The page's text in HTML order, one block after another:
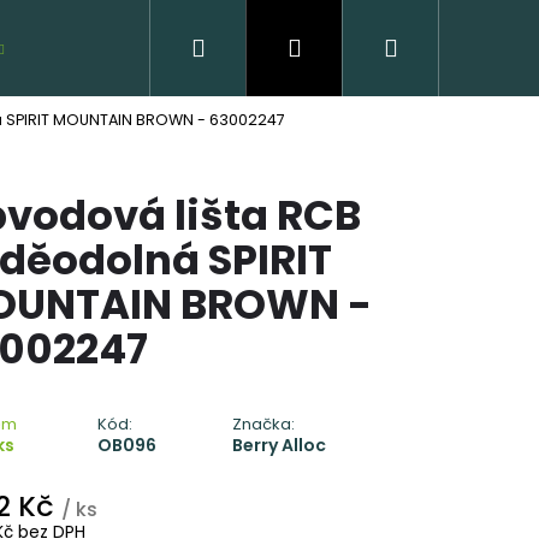
VZORKY ZDARMA Přihlášení
MOUNTAIN BROWN - 63002247
lišta RCB
SPIRIT
BROWN -
Kód:
OB096
Značka:
Berry Alloc
Kč / ks
bez DPH